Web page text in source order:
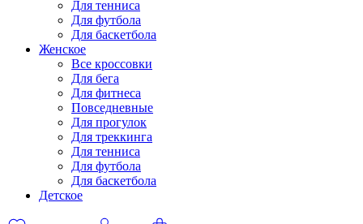
Для тенниса
Для футбола
Для баскетбола
Женское
Все кроссовки
Для бега
Для фитнеса
Повседневные
Для прогулок
Для треккинга
Для тенниса
Для футбола
Для баскетбола
Детское